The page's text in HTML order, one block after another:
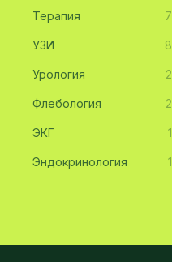
Терапия 7
УЗИ 8
Урология 2
Флебология 2
ЭКГ 1
Эндокринология 1